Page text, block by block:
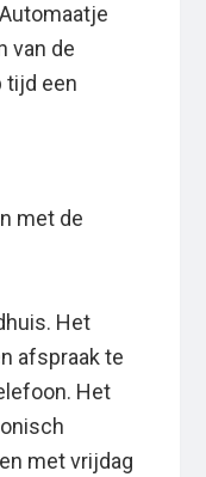
van de
tijd een
met de
Het
afspraak te
Het
met vrijdag